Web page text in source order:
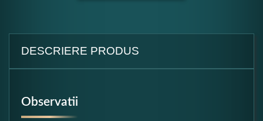
DESCRIERE PRODUS
Observatii